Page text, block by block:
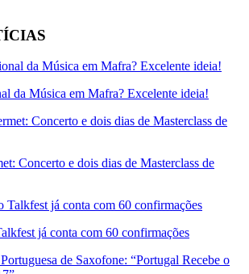
da Música em Mafra? Excelente ideia!
Concerto e dois dias de Masterclass de
já conta com 60 confirmações